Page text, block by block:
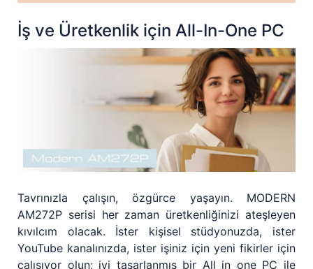
İş ve Üretkenlik için All-In-One PC
Tavrınızla çalışın, özgürce yaşayın. MODERN
AM272P serisi her zaman üretkenliğinizi ateşleyen
kıvılcım olacak. İster kişisel stüdyonuzda, ister
YouTube kanalınızda, ister işiniz için yeni fikirler için
çalışıyor olun; iyi tasarlanmış bir All in one PC ile